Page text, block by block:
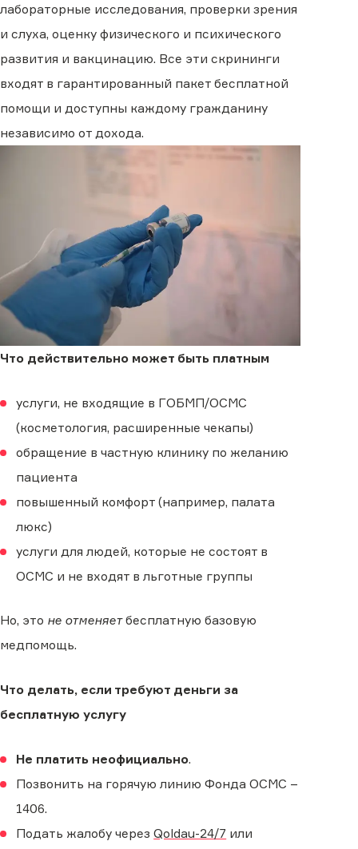
лабораторные исследования, проверки зрения
и слуха, оценку физического и психического
развития и вакцинацию. Все эти скрининги
входят в гарантированный пакет бесплатной
помощи и доступны каждому гражданину
независимо от дохода.
Что действительно может быть платным
услуги, не входящие в ГОБМП/ОСМС
(косметология, расширенные чекапы)
обращение в частную клинику по желанию
пациента
повышенный комфорт (например, палата
люкс)
услуги для людей, которые не состоят в
ОСМС и не входят в льготные группы
Но, это не отменяетбесплатную базовую
медпомощь.
Что делать, если требуют деньги за
бесплатную услугу
Не платить неофициально.
Позвонить на горячую линию Фонда ОСМС –
1406.
Подать жалобу черезQoldau-24/7 или